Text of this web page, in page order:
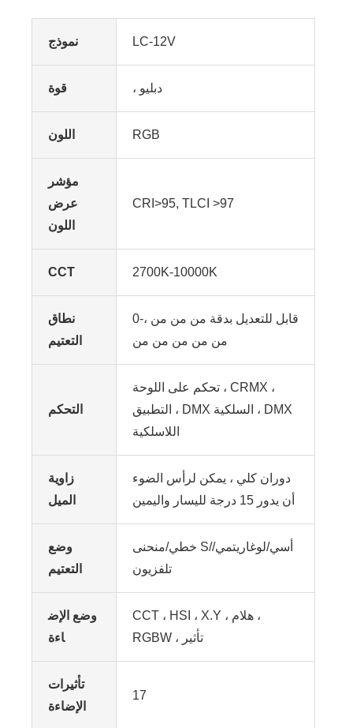
نموذج LC-12V
قوة ، دبليو
اللون RGB
مؤشر
عرض
اللون
CRI>95, TLCI >97
CCT 2700K-10000K
نطاق
التعتيم
0-، قابل للتعديل بدقة من من من
من من من من من
التحكم
تحكم على اللوحة ، CRMX ،
التطبيق ، DMX السلكية ، DMX
اللاسلكية
زاوية
الميل
دوران كلي ، يمكن لرأس الضوء
أن يدور 15 درجة لليسار واليمين
وضع
التعتيم
خطي/منحنى S/أسي/لوغاريتمي/
تلفزيون
وضع الإض
اءة
CCT ، HSI ، X.Y ، هلام ،
RGBW ، تأثير
تأثيرات
الإضاءة
17